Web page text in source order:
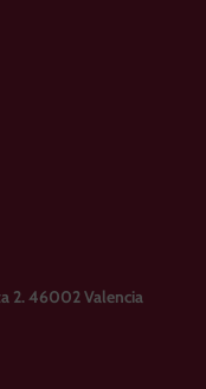
2. 46002 Valencia